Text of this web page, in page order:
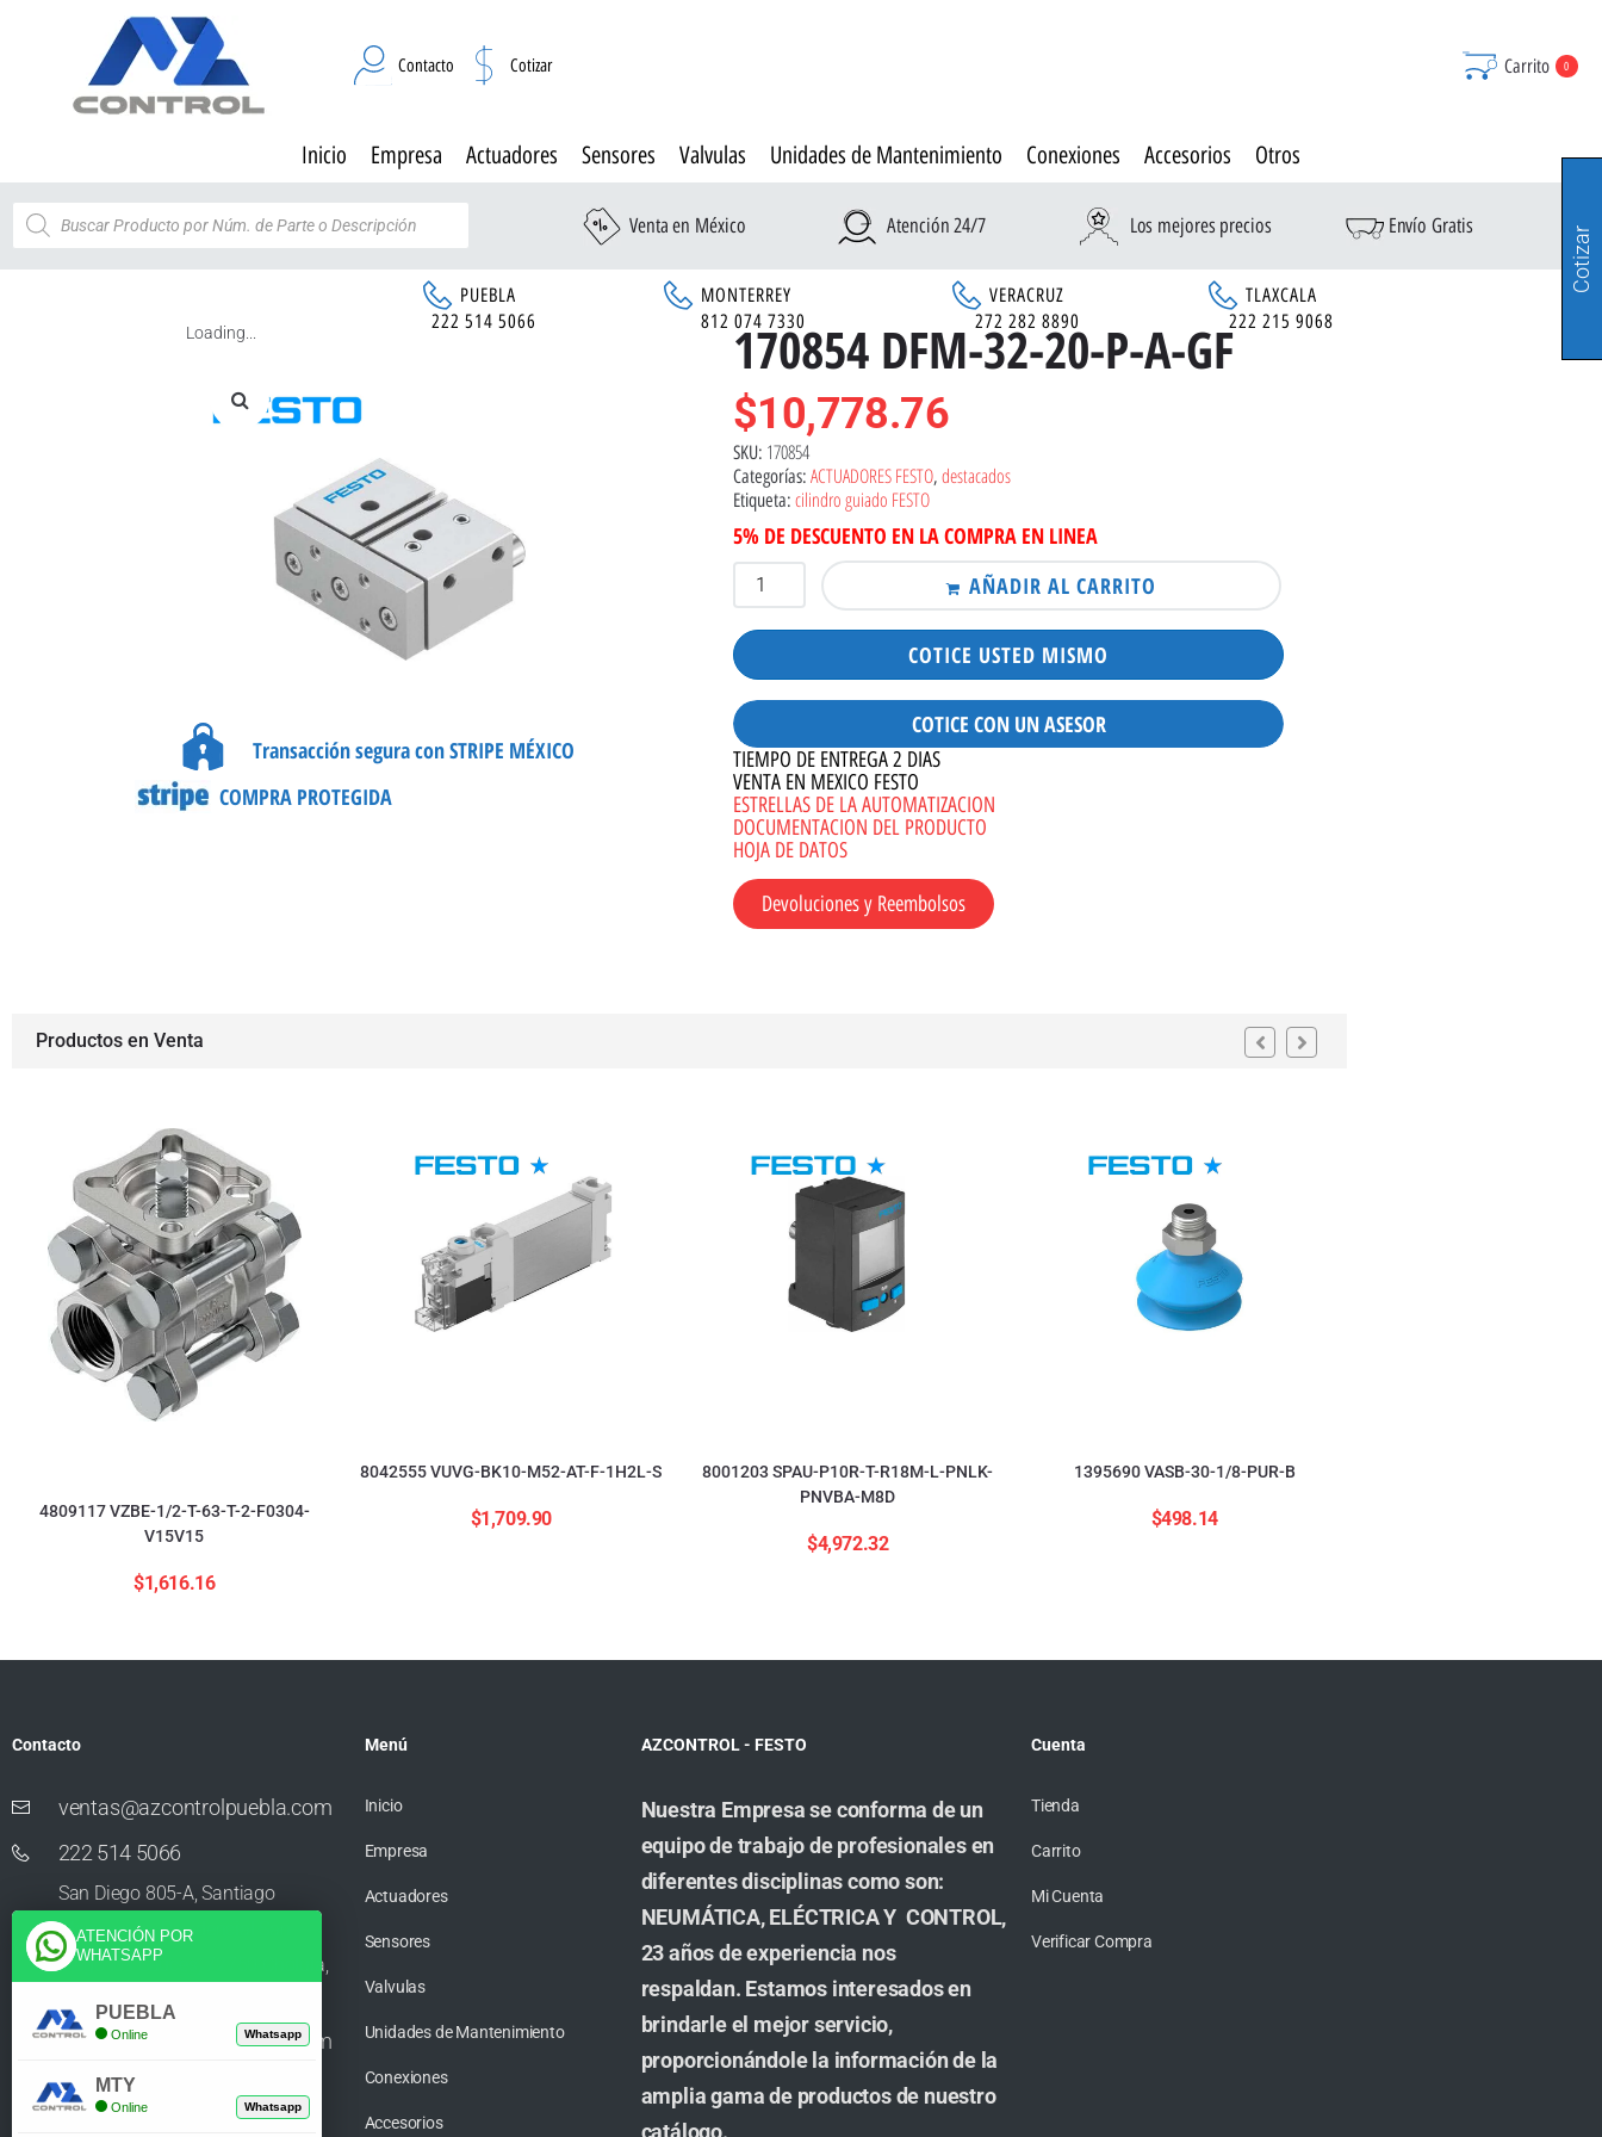
Contacto Cotizar Carrito 0
Inicio Empresa Actuadores Sensores Valvulas Unidades de Mantenimiento Conexiones Accesorios Otros
Venta en México Atención 24/7 Los mejores precios Envío Gratis
PUEBLA MONTERREY VERACRUZ
TLAXCALA
222 514 5066
812 074 7330 272 282 8890 222 215 9068
Loading...
Transacción segura con STRIPE MÉXICO
COMPRA PROTEGIDA
170854 DFM-32-20-P-A-GF
$10,778.76
SKU: 170854
Categorías: ACTUADORES FESTO, destacados
Etiqueta: cilindro guiado FESTO
5% DE DESCUENTO EN LA COMPRA EN LINEA
AÑADIR AL CARRITO
COTICE USTED MISMO
COTICE CON UN ASESOR
TIEMPO DE ENTREGA 2 DIAS
VENTA EN MEXICO FESTO
ESTRELLAS DE LA AUTOMATIZACION
DOCUMENTACION DEL PRODUCTO
HOJA DE DATOS
Devoluciones y Reembolsos
Productos en Venta
4809117 VZBE-1/2-T-63-T-2-F0304-
V15V15
$1,616.16
8042555 VUVG-BK10-M52-AT-F-1H2L-S
$1,709.90
8001203 SPAU-P10R-T-R18M-L-PNLK-
PNVBA-M8D
$4,972.32
1395690 VASB-30-1/8-PUR-B
$498.14
Contacto
ventas@azcontrolpuebla.com
222 514 5066
San Diego 805-A, Santiago
Momoxpan, Residencial San
Diego los Sauces, 72750 Cholula,
Puebla
ventas@azcontrolpuebla.com
272 282 8890
Poniente. 7 469, Centro, 94370
Menú
Inicio
Empresa
Actuadores
Sensores
Valvulas
Unidades de Mantenimiento
Conexiones
Accesorios
AZCONTROL - FESTO
Nuestra Empresa se conforma de un
equipo de trabajo de profesionales en
diferentes disciplinas como son:
NEUMÁTICA, ELÉCTRICA Y CONTROL,
23 años de experiencia nos
respaldan. Estamos interesados en
brindarle el mejor servicio,
proporcionándole la información de la
amplia gama de productos de nuestro
catálogo.
Cuenta
Tienda
Carrito
Mi Cuenta
Verificar Compra
Cotizar
ATENCIÓN POR
WHATSAPP
PUEBLA
Online Whatsapp
MTY
Online Whatsapp